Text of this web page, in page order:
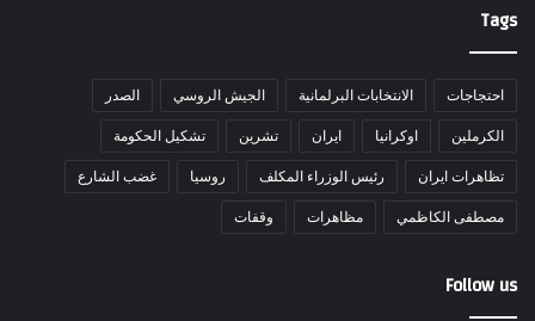
Tags
احتجاجات الانتخابات البرلمانية الجيش الروسي الصدر
الكرملين اوكرانيا ايران تشرين تشكيل الحكومة
تظاهرات ايران رئيس الوزراء المكلف روسيا غضب الشارع
مصطفى الكاظمي مظاهرات وقفات
Follow us